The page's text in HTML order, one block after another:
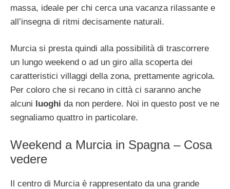
massa, ideale per chi cerca una vacanza rilassante e
all’insegna di ritmi decisamente naturali.
Murcia si presta quindi alla possibilità di trascorrere
un lungo weekend o ad un giro alla scoperta dei
caratteristici villaggi della zona, prettamente agricola.
Per coloro che si recano in città ci saranno anche
alcuni
luoghi da non perdere. Noi in questo post ve ne
segnaliamo quattro in particolare.
Weekend a Murcia in Spagna – Cosa
vedere
Il centro di Murcia è rappresentato da una grande